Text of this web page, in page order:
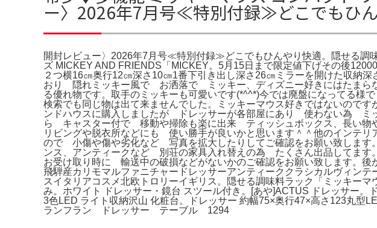
ー〉2026年7月号≪特別付録≫どこでもひ
開封レビュー〉2026年7月号≪特別付録≫どこでもひんやり快適。隠せる調
ズ MICKEY AND FRIENDS「MICKEY。5月15日まで限定値下げその後
２つ横16㎝奥行12㎝深さ10㎝1番下引き出し深さ26㎝ミラーを開けた収納
おり 隠れミッキー風で お洒落で ミッキー、ディズニー好きにはたまら
る優れ物です。取手のミッキーも可愛いです(*^^*)今では廃盤になってる
検索でも同じ物は出て来ませんでした。ミッキーマウス好きではないの
ンドハウスに購入しましたが ドレッサーが各部屋にあり 使わない為
ら キャスター付で 移動や掃除も楽に出来 ティッシュボックス、長い
リビングや脱衣所などにも 使い勝手が良いかと思います＾＾他のインテ
ので 小傷や傷や劣化など 写真を拡大したりしてご確認をお願い致します
ンス、アンティークなど 別荘の家具入れ替えの為 たくさん出品してま
お受け取り時に 輸送中の破損などがないかのご確認をお願い致します。
飛騨産カリモマルファニチャードレッサーアンティーククラシカルヴィン
スイタリアコスメ北欧トロリーイギリス。隠せる調味料ラック「ミッキ
み。ホワイト ドレッサー・鏡台 スツール付き。[あや]ACTUS ドレッサー
3色LED ライト収納沢山 化粧台。ドレッサー 約幅75×奥行47×高さ123丸
ランフラン ドレッサー テーブル 1294